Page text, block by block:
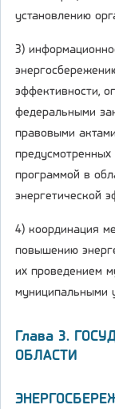
установлению
3)
эффективности,
федеральными
правовыми
программой в
энергетической
4) координация
повышению
их проведением
муниципальными
Глава 3.
ОБЛАСТИ